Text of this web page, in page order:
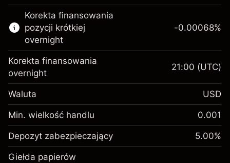
Kontrakty CFD
Opcje knock-out
Depozyt
zabezpieczający. Twoja
inwestycja
$1,000.00
Opłata overnight za
utrzymanie pozycji
Opłaty od pełnej wartości
pozycji
-0.02154
%
Korekta finansowania
pozycji krótkiej
overnight
Depozyt
zabezpieczający. Twoja
inwestycja
$1,000.00
-0.00068%
Korekta finansowania
overnight
21:00 (UTC)
Waluta USD
Min. wielkość handlu 0.001
Depozyt zabezpieczający 5.00%
Giełda papierów